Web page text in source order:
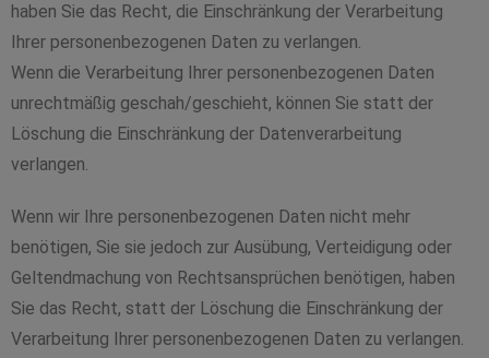
haben Sie das Recht, die Einschränkung der Verarbeitung
Ihrer personenbezogenen Daten zu verlangen.
Wenn die Verarbeitung Ihrer personenbezogenen Daten
unrechtmäßig geschah/geschieht, können Sie statt der
Löschung die Einschränkung der Datenverarbeitung
verlangen.
Wenn wir Ihre personenbezogenen Daten nicht mehr
benötigen, Sie sie jedoch zur Ausübung, Verteidigung oder
Geltendmachung von Rechtsansprüchen benötigen, haben
Sie das Recht, statt der Löschung die Einschränkung der
Verarbeitung Ihrer personenbezogenen Daten zu verlangen.